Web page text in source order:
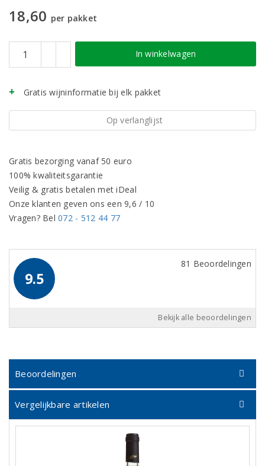
18,60 per pakket
In winkelwagen
Gratis wijninformatie bij elk pakket
Op verlanglijst
Gratis bezorging vanaf 50 euro
100% kwaliteitsgarantie
Veilig & gratis betalen met iDeal
Onze klanten geven ons een 9,6 / 10
Vragen? Bel072 - 512 44 77
9.5
81 Beoordelingen
Bekijk alle beoordelingen
Beoordelingen
Vergelijkbare artikelen